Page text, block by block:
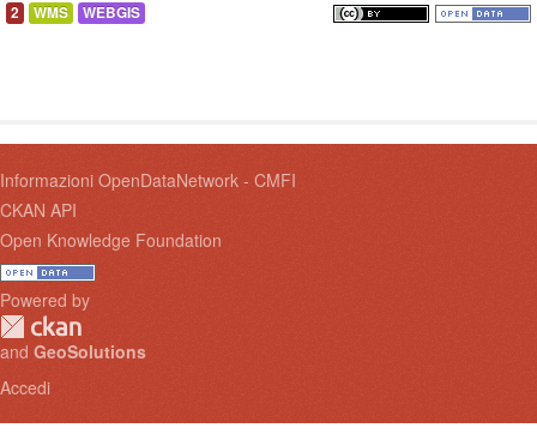
2 WMS WEBGIS
Informazioni OpenDataNetwork - CMFI
CKAN API
Open Knowledge Foundation
Powered by
and GeoSolutions
Accedi